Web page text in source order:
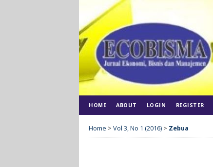
HOME ABOUT LOGIN REGISTER
Home > Vol 3, No 1 (2016) > Zebua